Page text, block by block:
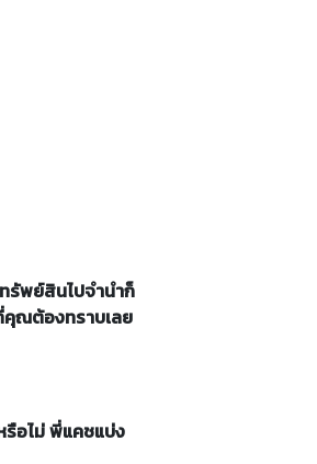
รัพย์สินไปจำนำก็
คุณต้องทราบเลย
รือไม่ พี่แคชแบ่ง